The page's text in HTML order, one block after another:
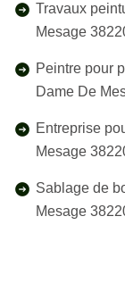
Travaux
Mesage
Peintre pour
Dame De
Entreprise
Mesage
Sablage de
Mesage